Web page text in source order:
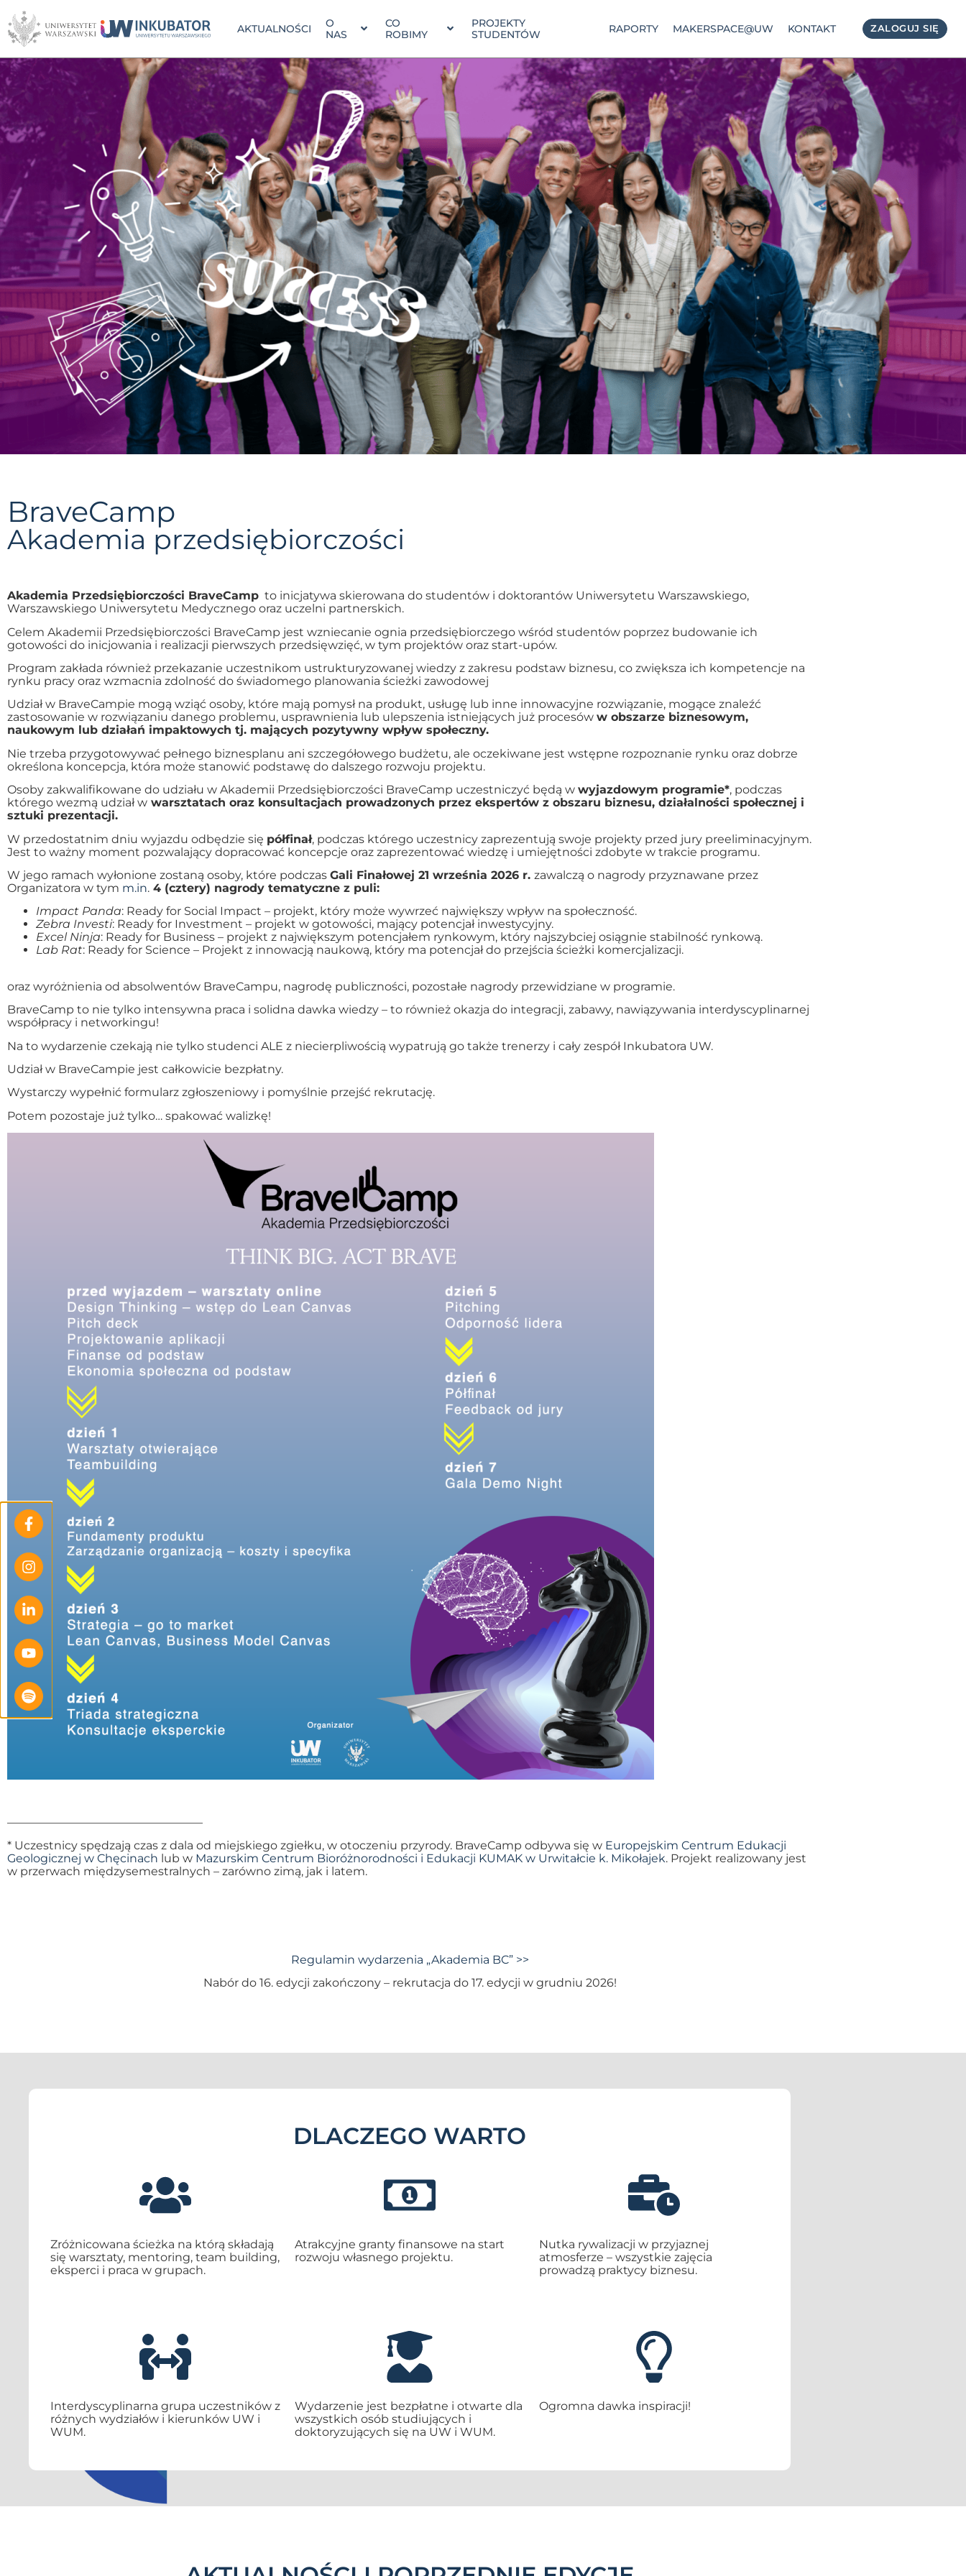
AKTUALNOŚCI
O
NAS
CO
ROBIMY
PROJEKTY
STUDENTÓW
RAPORTY MAKERSPACE@UW KONTAKT ZALOGUJ SIĘ
BraveCamp
Akademia przedsiębiorczości
Akademia Przedsiębiorczości BraveCamp to inicjatywa skierowana do studentów i doktorantów Uniwersytetu Warszawskiego,
Warszawskiego Uniwersytetu Medycznego oraz uczelni partnerskich.
Celem Akademii Przedsiębiorczości BraveCamp jest wzniecanie ognia przedsiębiorczego wśród studentów poprzez budowanie ich
gotowości do inicjowania i realizacji pierwszych przedsięwzięć, w tym projektów oraz start-upów.
Program zakłada również przekazanie uczestnikom ustrukturyzowanej wiedzy z zakresu podstaw biznesu, co zwiększa ich kompetencje na
rynku pracy oraz wzmacnia zdolność do świadomego planowania ścieżki zawodowej
Udział w BraveCampie mogą wziąć osoby, które mają pomysł na produkt, usługę lub inne innowacyjne rozwiązanie, mogące znaleźć
zastosowanie w rozwiązaniu danego problemu, usprawnienia lub ulepszenia istniejących już procesów w obszarze biznesowym,
naukowym lub działań impaktowych tj. mających pozytywny wpływ społeczny.
Nie trzeba przygotowywać pełnego biznesplanu ani szczegółowego budżetu, ale oczekiwane jest wstępne rozpoznanie rynku oraz dobrze
określona koncepcja, która może stanowić podstawę do dalszego rozwoju projektu.
Osoby zakwalifikowane do udziału w Akademii Przedsiębiorczości BraveCamp uczestniczyć będą w wyjazdowym programie*, podczas
którego wezmą udział w warsztatach oraz konsultacjach prowadzonych przez ekspertów z obszaru biznesu, działalności społecznej i
sztuki prezentacji.
W przedostatnim dniu wyjazdu odbędzie się półfinał, podczas którego uczestnicy zaprezentują swoje projekty przed jury preeliminacyjnym.
Jest to ważny moment pozwalający dopracować koncepcje oraz zaprezentować wiedzę i umiejętności zdobyte w trakcie programu.
W jego ramach wyłonione zostaną osoby, które podczas Gali Finałowej 21 września 2026 r. zawalczą o nagrody przyznawane przez
Organizatora w tym m.in. 4 (cztery) nagrody tematyczne z puli:
Impact Panda: Ready for Social Impact – projekt, który może wywrzeć największy wpływ na społeczność.
Zebra Investi: Ready for Investment – projekt w gotowości, mający potencjał inwestycyjny.
Excel Ninja: Ready for Business – projekt z największym potencjałem rynkowym, który najszybciej osiągnie stabilność rynkową.
Lab Rat: Ready for Science – Projekt z innowacją naukową, który ma potencjał do przejścia ścieżki komercjalizacji.
oraz wyróżnienia od absolwentów BraveCampu, nagrodę publiczności, pozostałe nagrody przewidziane w programie.
BraveCamp to nie tylko intensywna praca i solidna dawka wiedzy – to również okazja do integracji, zabawy, nawiązywania interdyscyplinarnej
współpracy i networkingu!
Na to wydarzenie czekają nie tylko studenci ALE z niecierpliwością wypatrują go także trenerzy i cały zespół Inkubatora UW.
Udział w BraveCampie jest całkowicie bezpłatny.
Wystarczy wypełnić formularz zgłoszeniowy i pomyślnie przejść rekrutację.
Potem pozostaje już tylko… spakować walizkę!
—————————————————
* Uczestnicy spędzają czas z dala od miejskiego zgiełku, w otoczeniu przyrody. BraveCamp odbywa się w Europejskim Centrum Edukacji
Geologicznej w Chęcinach lub w Mazurskim Centrum Bioróżnorodności i Edukacji KUMAK w Urwitałcie k. Mikołajek. Projekt realizowany jest
w przerwach międzysemestralnych – zarówno zimą, jak i latem.
Regulamin wydarzenia „Akademia BC” >>
Nabór do 16. edycji zakończony – rekrutacja do 17. edycji w grudniu 2026!
DLACZEGO WARTO
Zróżnicowana ścieżka na którą składają
się warsztaty, mentoring, team building,
eksperci i praca w grupach.
Atrakcyjne granty finansowe na start
rozwoju własnego projektu.
Nutka rywalizacji w przyjaznej
atmosferze – wszystkie zajęcia
prowadzą praktycy biznesu.
Interdyscyplinarna grupa uczestników z
różnych wydziałów i kierunków UW i
WUM.
Wydarzenie jest bezpłatne i otwarte dla
wszystkich osób studiujących i
doktoryzujących się na UW i WUM.
Ogromna dawka inspiracji!